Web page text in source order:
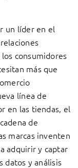
un líder en el
consumidores
más que
línea de
en las tiendas, el
de
marcas inventen
adquirir y captar
datos y análisis